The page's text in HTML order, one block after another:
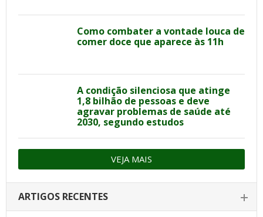
Como combater a vontade louca de
comer doce que aparece às 11h
A condição silenciosa que atinge
1,8 bilhão de pessoas e deve
agravar problemas de saúde até
2030, segundo estudos
VEJA MAIS
ARTIGOS RECENTES